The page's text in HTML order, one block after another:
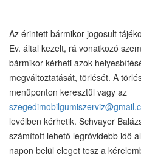
Az érintett bármikor jogosult
Ev. által kezelt, rá vonatkozó
bármikor kérheti azok
megváltoztatását, törlését. A
menüponton keresztül vagy az
levélben kérhetik. Schvayer
számított lehető legrövidebb idő
napon belül eleget tesz a